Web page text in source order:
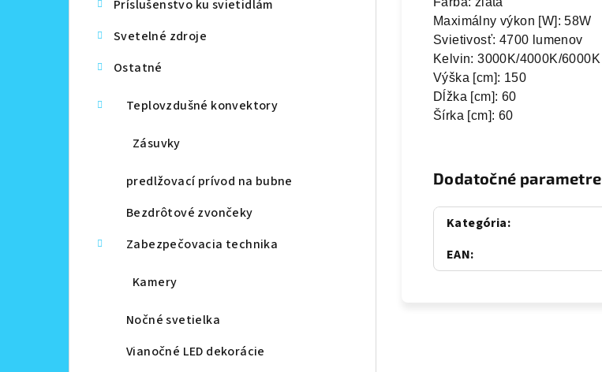
Príslušenstvo ku svietidlám
Svetelné zdroje
Ostatné
Teplovzdušné konvektory
Zásuvky
predlžovací prívod na bubne
Bezdrôtové zvončeky
Zabezpečovacia technika
Kamery
Nočné svetielka
Vianočné LED dekorácie
Maximálny výkon [W]: 58W
Svietivosť: 4700 lumenov
Kelvin: 3000K/4000K/6000K
Výška [cm]: 150
Dĺžka [cm]: 60
Šírka [cm]: 60
Dodatočné parametre
Kategória:
EAN: